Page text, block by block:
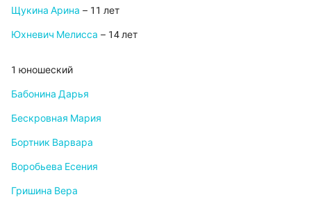
Щукина Арина – 11 лет
Юхневич Мелисса – 14 лет
1 юношеский
Бабонина Дарья
Бескровная Мария
Бортник Варвара
Воробьева Есения
Гришина Вера